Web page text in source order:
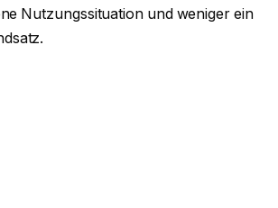
Nutzungssituation und weniger ein